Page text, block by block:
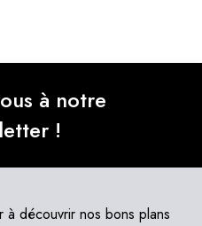
à notre
!
découvrir nos bons plans